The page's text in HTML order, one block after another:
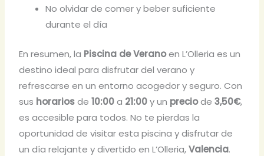
No olvidar de comer y beber suficiente
durante el día
En resumen, la Piscina de Veranoen L’Olleria es un
destino ideal para disfrutar del verano y
refrescarse en un entorno acogedor y seguro. Con
sus horariosde10:00a 21:00y un preciode3,50€,
es accesible para todos. No te pierdas la
oportunidad de visitar esta piscina y disfrutar de
un día relajante y divertido en L’Olleria,Valencia.